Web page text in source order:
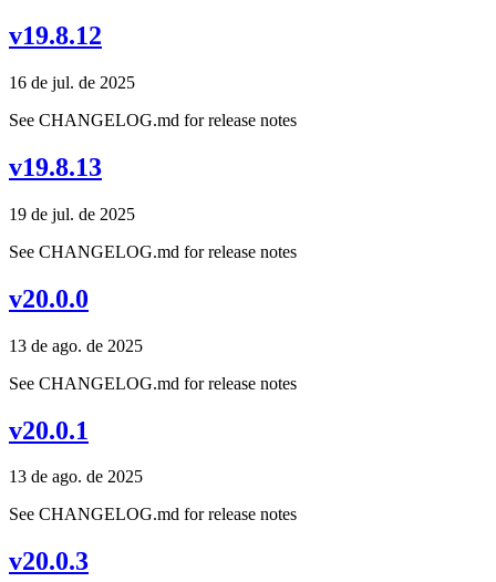
v19.8.12
16 de jul. de 2025
See CHANGELOG.md for release notes
v19.8.13
19 de jul. de 2025
See CHANGELOG.md for release notes
v20.0.0
13 de ago. de 2025
See CHANGELOG.md for release notes
v20.0.1
13 de ago. de 2025
See CHANGELOG.md for release notes
v20.0.3